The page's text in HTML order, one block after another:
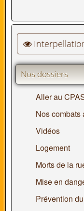
Nos dossiers
Aller au
Nos combats
Vidéos
Logement
Morts de la
Mise en
Prévention